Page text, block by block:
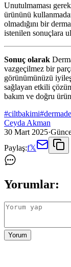
Unutulmaması
ürününü
olmadığını bir
istenilen sonuçlara
Sonuç olarak
vazgeçilmez bir
görünümünüzü
sağlayan etkili
bakım ve doğru
#ciltbakimi#
Ceyda Akman
30 Mart 2025·
Paylaş:f𝕏
Yorumlar:
Yorum